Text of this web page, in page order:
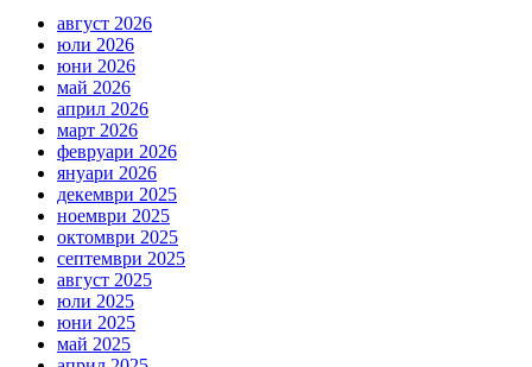
август 2026
юли 2026
юни 2026
май 2026
април 2026
март 2026
февруари 2026
януари 2026
декември 2025
ноември 2025
октомври 2025
септември 2025
август 2025
юли 2025
юни 2025
май 2025